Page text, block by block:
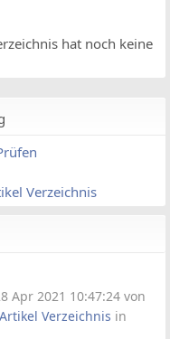
hat noch keine
Apr 2021 10:47:24 von
Verzeichnis in